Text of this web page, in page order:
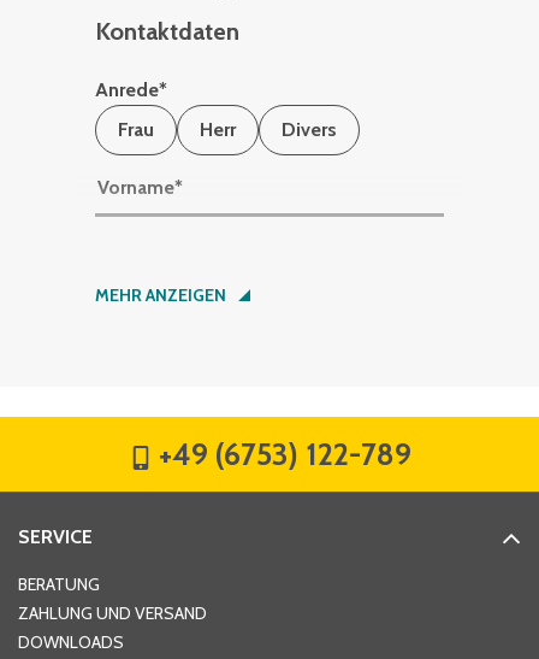
Kontaktdaten
Anrede*
Frau
Herr Divers
Vorname*
Nachname*
Hausnummer
MEHR ANZEIGEN
+49 (6753) 122-789
SERVICE
BERATUNG
ZAHLUNG UND VERSAND
DOWNLOADS